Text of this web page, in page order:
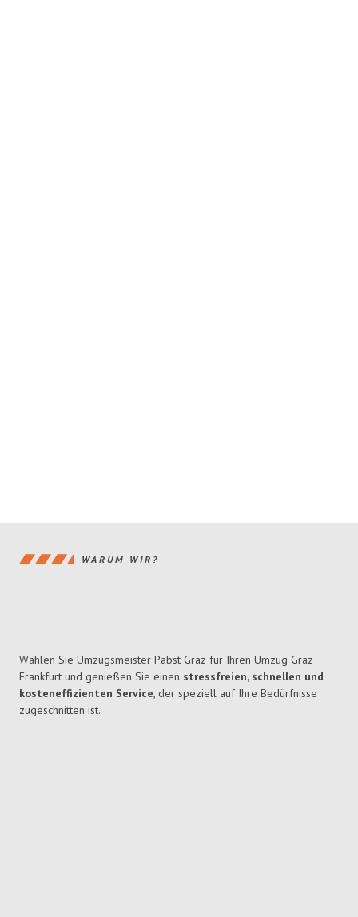
WARUM WIR?
Wählen Sie Umzugsmeister Pabst Graz für Ihren Umzug Graz
Frankfurt und genießen Sie einen stressfreien, schnellen und
kosteneffizienten Service, der speziell auf Ihre Bedürfnisse
zugeschnitten ist.